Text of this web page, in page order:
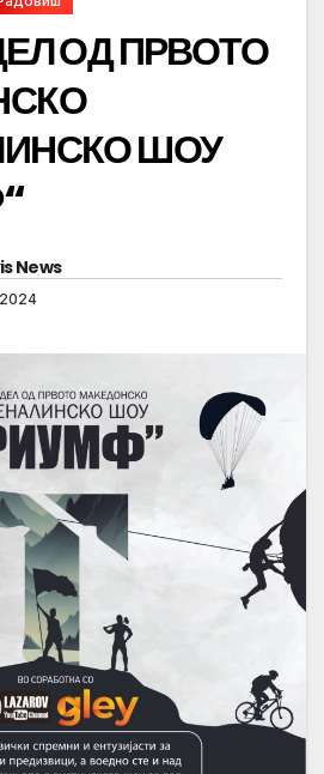
ОД ПРВОТО
ШОУ
News
2024